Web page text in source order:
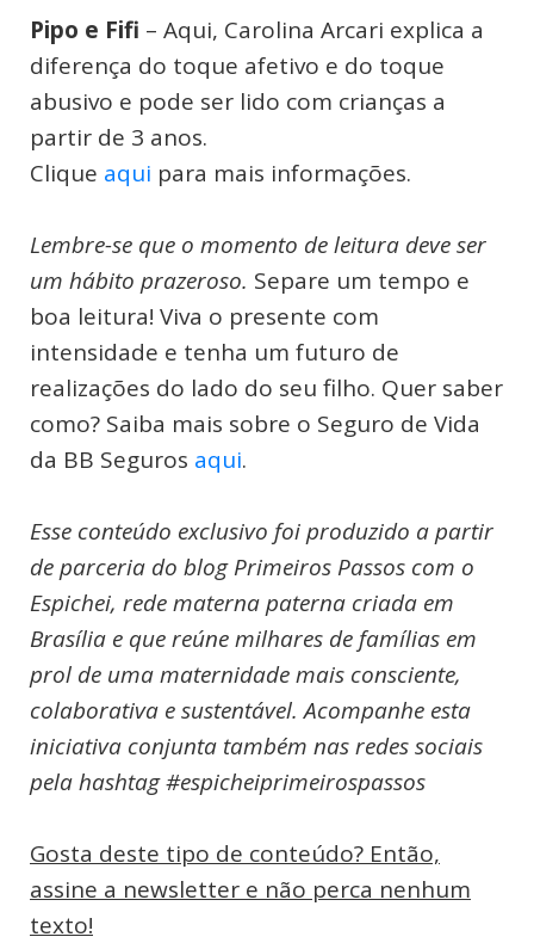
Pipo e Fifi – Aqui, Carolina Arcari explica a
diferença do toque afetivo e do toque
abusivo e pode ser lido com crianças a
partir de 3 anos.
Clique aqui para mais informações.
Lembre-se que o momento de leitura deve ser
um hábito prazeroso. Separe um tempo e
boa leitura! Viva o presente com
intensidade e tenha um futuro de
realizações do lado do seu filho. Quer saber
como? Saiba mais sobre o Seguro de Vida
da BB Seguros aqui.
Esse conteúdo exclusivo foi produzido a partir
de parceria do blog Primeiros Passos com o
Espichei, rede materna paterna criada em
Brasília e que reúne milhares de famílias em
prol de uma maternidade mais consciente,
colaborativa e sustentável. Acompanhe esta
iniciativa conjunta também nas redes sociais
pela hashtag #espicheiprimeirospassos
Gosta deste tipo de conteúdo? Então,
assine a newsletter e não perca nenhum
texto!